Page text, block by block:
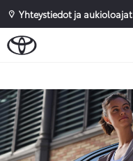
Yhteystiedot ja aukioloajat